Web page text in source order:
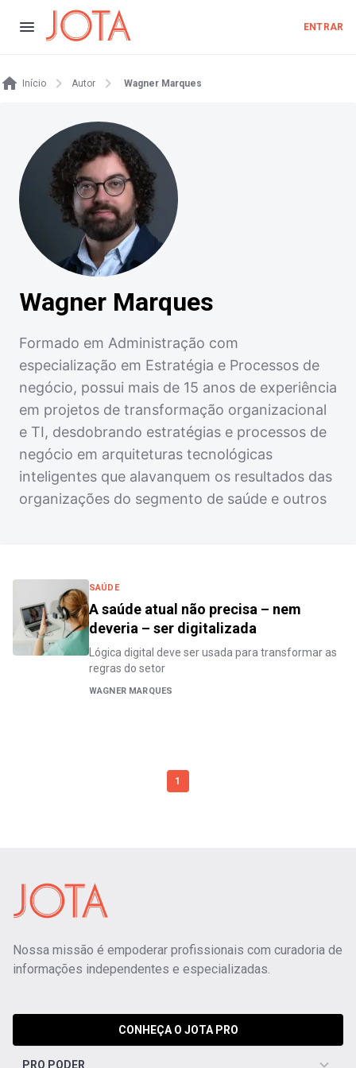
ENTRAR
Início Autor Wagner Marques
Wagner Marques
Formado em Administração com
especialização em Estratégia e Processos de
negócio, possui mais de 15 anos de experiência
em projetos de transformação organizacional
e TI, desdobrando estratégias e processos de
negócio em arquiteturas tecnológicas
inteligentes que alavanquem os resultados das
organizações do segmento de saúde e outros
SAÚDE
A saúde atual não precisa – nem
deveria – ser digitalizada
Lógica digital deve ser usada para transformar as
regras do setor
WAGNER MARQUES
1
Nossa missão é empoderar profissionais com curadoria de
informações independentes e especializadas.
CONHEÇA O JOTA PRO
PRO PODER